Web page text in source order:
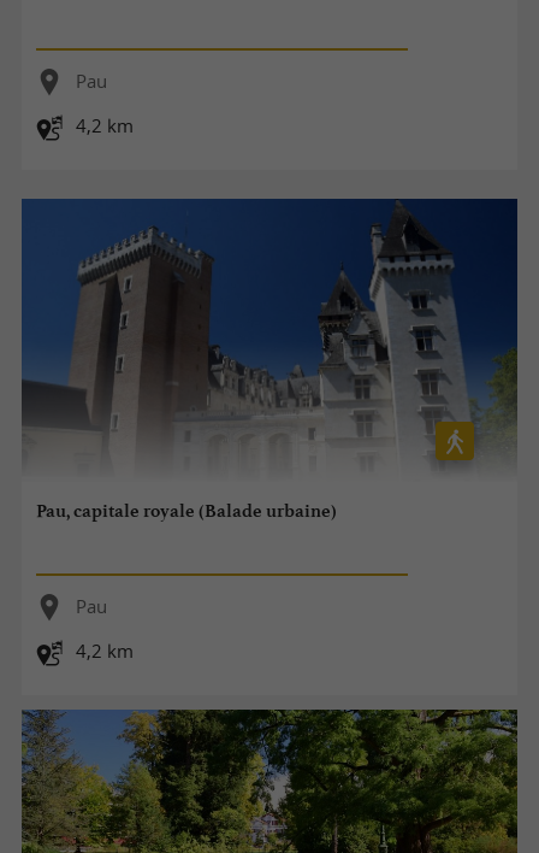
Pau
4,2 km
Pau, capitale royale (Balade urbaine)
Pau
4,2 km